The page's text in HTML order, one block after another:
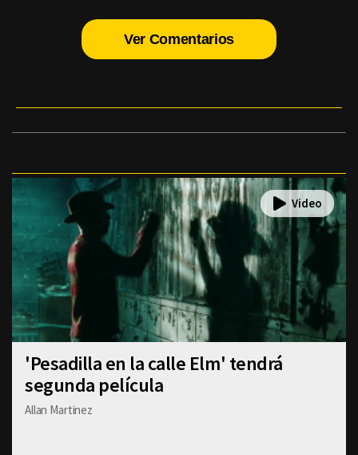
Ver Comentarios
'Pesadilla en la calle Elm' tendrá
segunda película
Allan Martinez